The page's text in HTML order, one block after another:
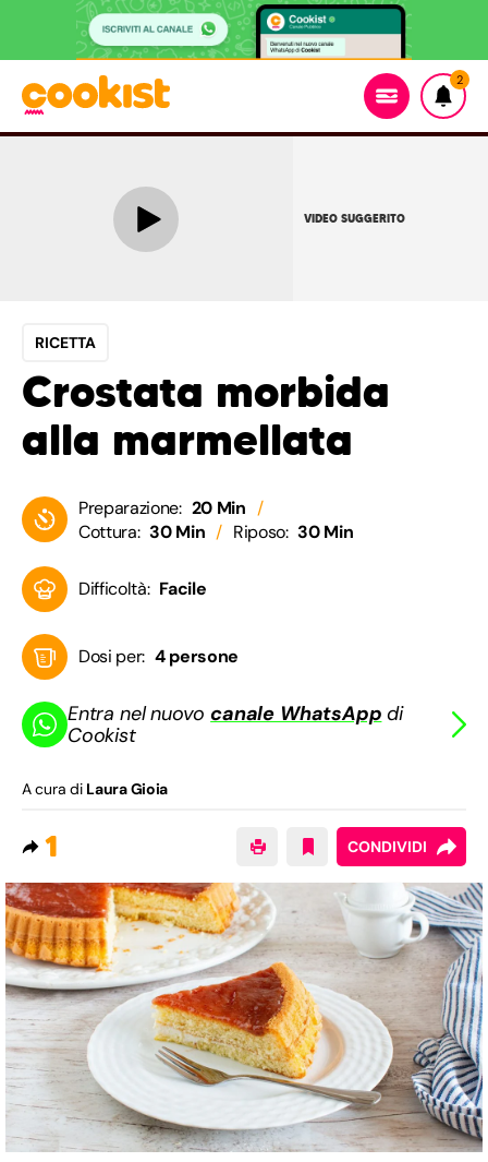
2
VIDEO SUGGERITO
RICETTA
Crostata morbida
alla marmellata
Preparazione: 20 Min
Cottura: 30 Min Riposo: 30 Min
Difficoltà: Facile
Dosi per: 4 persone
Entra nel nuovocanale WhatsApp di
Cookist
A cura di Laura Gioia
1 CONDIVIDI